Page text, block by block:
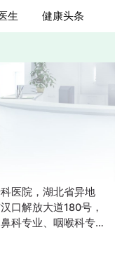
生 健康头条
医院，湖北省异地
口解放大道180号，
科专业、咽喉科专